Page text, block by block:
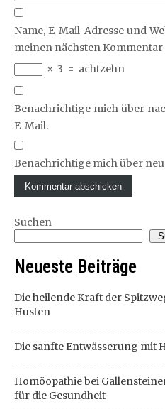
Name, E-Mail-Adresse und
meinen nächsten Kommentar
× 3 = achtzehn
Benachrichtige mich über
E-Mail.
Benachrichtige mich über
Suchen
Neueste Beiträge
Die heilende Kraft der
Husten
Die sanfte Entwässerung mit
Homöopathie bei
für die Gesundheit